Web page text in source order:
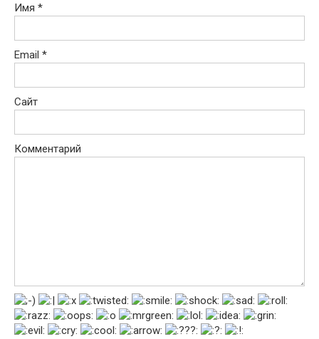
Имя *
Email *
Сайт
Комментарий